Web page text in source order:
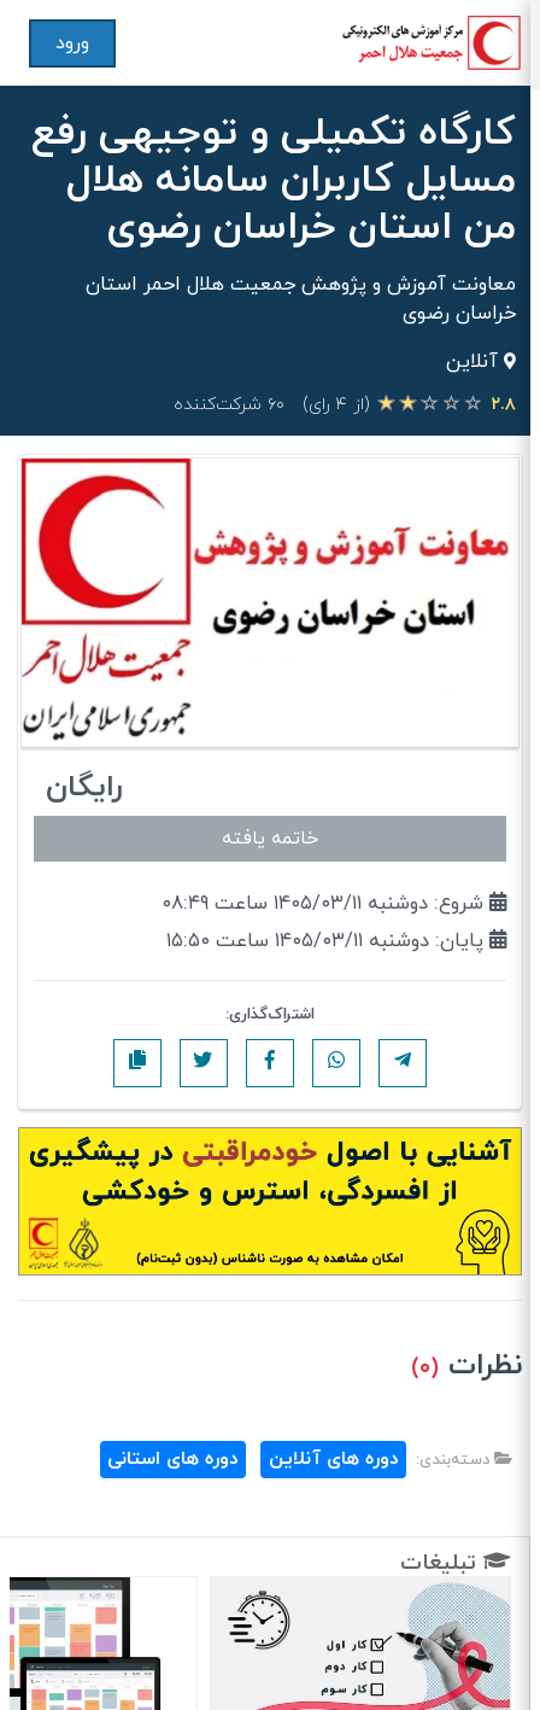
ورود
کارگاه تکمیلی و توجیهی رفع
مسایل کاربران سامانه هلال
من استان خراسان رضوی
معاونت آموزش و پژوهش جمعیت هلال احمر استان
خراسان رضوی
آنلاین
۲.۸ (از ۴ رای) ۶۰ شرکت‌کننده
رایگان
خاتمه یافته
شروع: دوشنبه ۱۴۰۵/۰۳/۱۱ ساعت ۰۸:۴۹
پایان: دوشنبه ۱۴۰۵/۰۳/۱۱ ساعت ۱۵:۵۰
اشتراک‌گذاری:
نظرات
دسته‌بندی: دوره های آنلاین دوره های استانی
تبلیغات